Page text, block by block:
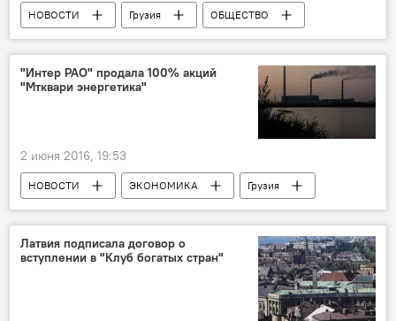
НОВОСТИ Грузия
ОБЩЕСТВО
Смягчение наркополитики в Грузии
"Интер РАО" продала 100% акций
"Мтквари энергетика"
2 июня 2016, 19:53
НОВОСТИ ЭКОНОМИКА Грузия
Латвия подписала договор о
вступлении в "Клуб богатых стран"